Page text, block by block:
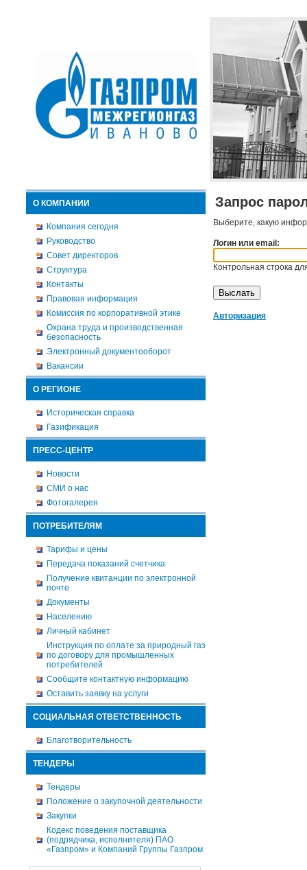
О КОМПАНИИ
Компания сегодня
Руководство
Совет директоров
Структура
Контакты
Правовая информация
Комиссия по корпоративной этике
Охрана труда и производственная
безопасность
Электронный документооборот
Вакансии
О РЕГИОНЕ
Историческая справка
Газификация
ПРЕСС-ЦЕНТР
Новости
СМИ о нас
Фотогалерея
ПОТРЕБИТЕЛЯМ
Тарифы и цены
Передача показаний счетчика
Получение квитанции по электронной
почте
Документы
Населению
Личный кабинет
Инструкция по оплате за природный газ
по договору для промышленных
потребителей
Сообщите контактную информацию
Оставить заявку на услуги
СОЦИАЛЬНАЯ ОТВЕТСТВЕННОСТЬ
Благотворительность
ТЕНДЕРЫ
Тендеры
Положение о закупочной деятельности
Закупки
Кодекс поведения поставщика
(подрядчика, исполнителя) ПАО
«Газпром» и Компаний Группы Газпром
Запрос
Выберите, какую
Логин или email:
Контрольная строка
Авторизация